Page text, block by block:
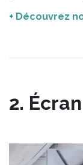
+ Découvrez
2.